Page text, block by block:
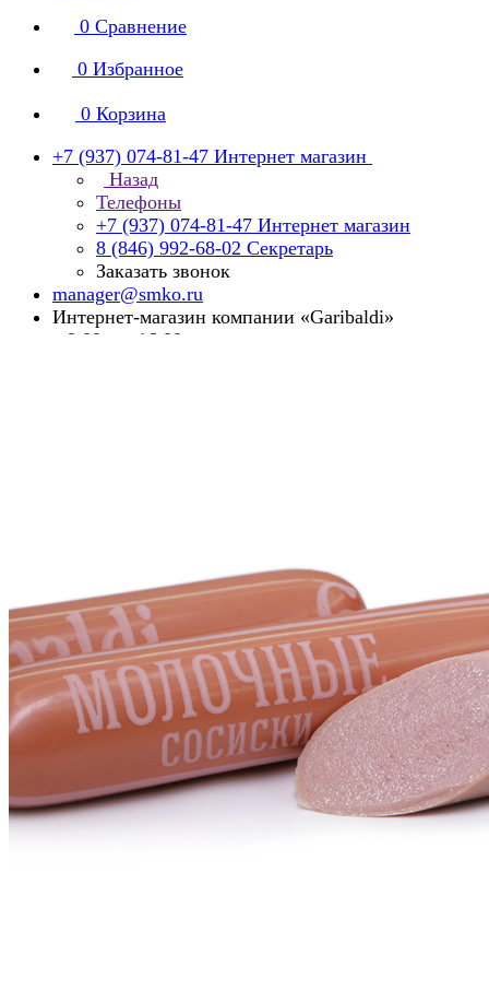
0 Сравнение
0 Избранное
0 Корзина
+7 (937) 074-81-47 Интернет магазин
Назад
Телефоны
+7 (937) 074-81-47 Интернет магазин
8 (846) 992-68-02 Секретарь
Заказать звонок
manager@smko.ru
Интернет-магазин компании «Garibaldi»
с 8:00 до 16:00
Колбасы
Сосиски и сардельки
Молочные сосиски ГОСТ Молочные сосиски ГОСТ